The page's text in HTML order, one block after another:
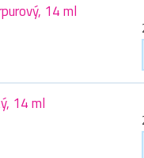
14 ml
14 ml